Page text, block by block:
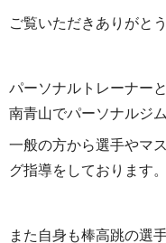
ご覧いただきありがと
パーソナルトレーナー
南青山でパーソナルジ
一般の方から選手やマ
グ指導をしております。
また自身も棒高跳の選